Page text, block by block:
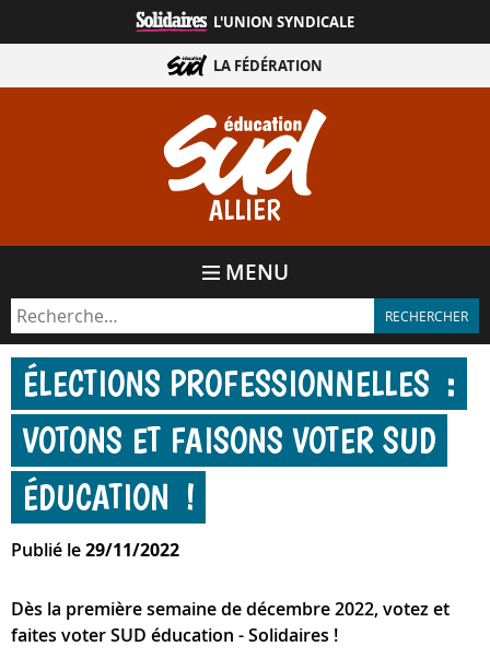
directement
contenu
ALLIER
L'UNION SYNDICALE
LA FÉDÉRATION
MENU
ÉLECTIONS PROFESSIONNELLES :
VOTONS ET FAISONS VOTER SUD
ÉDUCATION !
Publié le29/11/2022
Dès la première semaine de décembre 2022, votez et
faites voter SUD éducation - Solidaires !